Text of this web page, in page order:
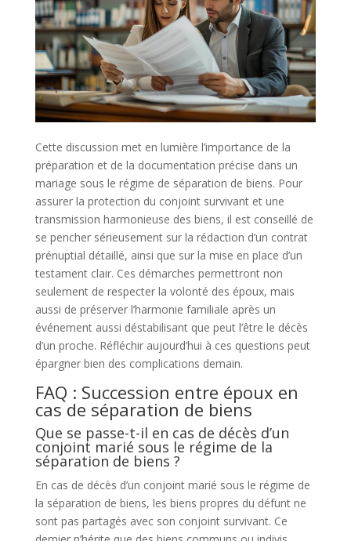
Cette discussion met en lumière l’importance de la
préparation et de la documentation précise dans un
mariage sous le régime de séparation de biens. Pour
assurer la protection du conjoint survivant et une
transmission harmonieuse des biens, il est conseillé de
se pencher sérieusement sur la rédaction d’un contrat
prénuptial détaillé, ainsi que sur la mise en place d’un
testament clair. Ces démarches permettront non
seulement de respecter la volonté des époux, mais
aussi de préserver l’harmonie familiale après un
événement aussi déstabilisant que peut l’être le décès
d’un proche. Réfléchir aujourd’hui à ces questions peut
épargner bien des complications demain.
FAQ : Succession entre époux en
cas de séparation de biens
Que se passe-t-il en cas de décès d’un
conjoint marié sous le régime de la
séparation de biens ?
En cas de décès d’un conjoint marié sous le régime de
la séparation de biens, les biens propres du défunt ne
sont pas partagés avec son conjoint survivant. Ce